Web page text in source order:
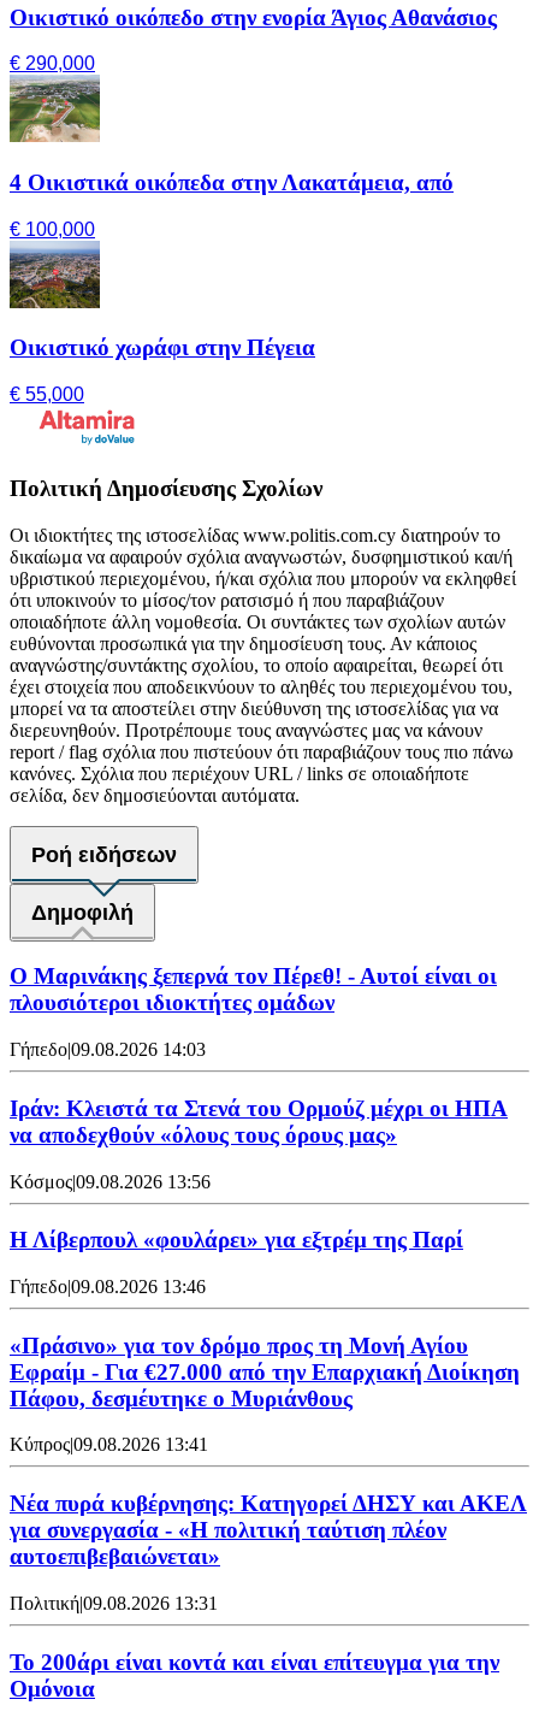
Οικιστικό οικόπεδο στην ενορία Άγιος Αθανάσιος
€ 290,000
4 Οικιστικά οικόπεδα στην Λακατάμεια, από
€ 100,000
Οικιστικό χωράφι στην Πέγεια
€ 55,000
Πολιτική Δημοσίευσης Σχολίων
Οι ιδιοκτήτες της ιστοσελίδας www.politis.com.cy διατηρούν το
δικαίωμα να αφαιρούν σχόλια αναγνωστών, δυσφημιστικού και/ή
υβριστικού περιεχομένου, ή/και σχόλια που μπορούν να εκληφθεί
ότι υποκινούν το μίσος/τον ρατσισμό ή που παραβιάζουν
οποιαδήποτε άλλη νομοθεσία. Οι συντάκτες των σχολίων αυτών
ευθύνονται προσωπικά για την δημοσίευση τους. Αν κάποιος
αναγνώστης/συντάκτης σχολίου, το οποίο αφαιρείται, θεωρεί ότι
έχει στοιχεία που αποδεικνύουν το αληθές του περιεχομένου του,
μπορεί να τα αποστείλει στην διεύθυνση της ιστοσελίδας για να
διερευνηθούν. Προτρέπουμε τους αναγνώστες μας να κάνουν
report / flag σχόλια που πιστεύουν ότι παραβιάζουν τους πιο πάνω
κανόνες. Σχόλια που περιέχουν URL / links σε οποιαδήποτε
σελίδα, δεν δημοσιεύονται αυτόματα.
Ροή ειδήσεων
Δημοφιλή
Ο Μαρινάκης ξεπερνά τον Πέρεθ! - Αυτοί είναι οι
πλουσιότεροι ιδιοκτήτες ομάδων
Γήπεδο|09.08.2026 14:03
Ιράν: Κλειστά τα Στενά του Ορμούζ μέχρι οι ΗΠΑ
να αποδεχθούν «όλους τους όρους μας»
Κόσμος|09.08.2026 13:56
Η Λίβερπουλ «φουλάρει» για εξτρέμ της Παρί
Γήπεδο|09.08.2026 13:46
«Πράσινο» για τον δρόμο προς τη Μονή Αγίου
Εφραίμ - Για €27.000 από την Επαρχιακή Διοίκηση
Πάφου, δεσμέυτηκε ο Μυριάνθους
Κύπρος|09.08.2026 13:41
Νέα πυρά κυβέρνησης: Κατηγορεί ΔΗΣΥ και ΑΚΕΛ
για συνεργασία - «Η πολιτική ταύτιση πλέον
αυτοεπιβεβαιώνεται»
Πολιτική|09.08.2026 13:31
Το 200άρι είναι κοντά και είναι επίτευγμα για την
Ομόνοια